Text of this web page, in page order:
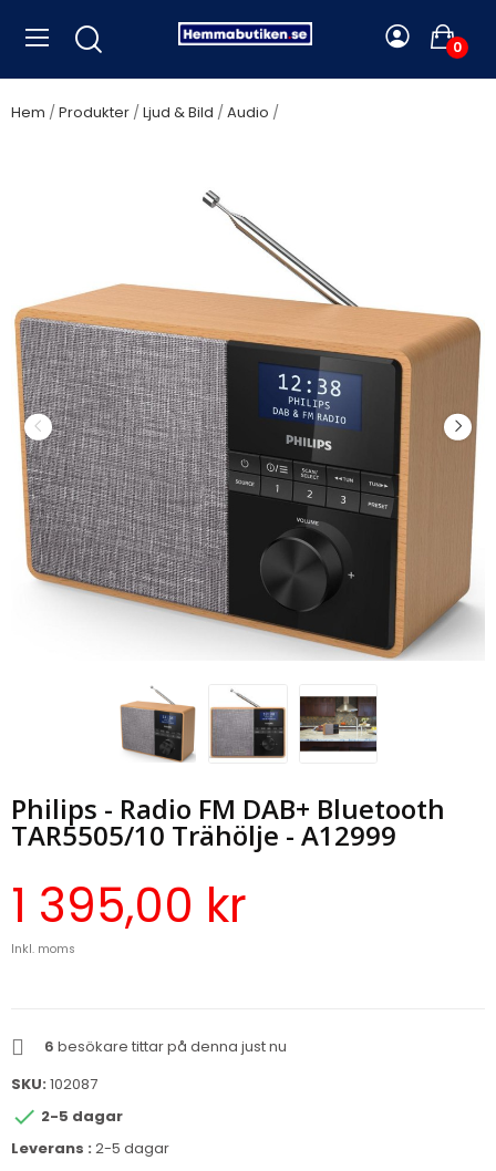
0
Hem Produkter Ljud & Bild Audio
Philips - Radio FM DAB+ Bluetooth
TAR5505/10 Trähölje - A12999
1 395,00 kr
Inkl. moms
6 besökare tittar på denna just nu
SKU: 102087
 2-5 dagar
Leverans : 2-5 dagar